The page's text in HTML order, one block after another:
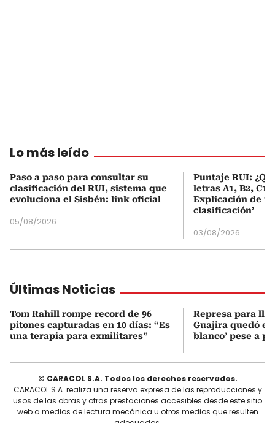
Lo más leído
Paso a paso para consultar su
clasificación del RUI, sistema que
evoluciona el Sisbén: link oficial
05/08/2026
Puntaje RUI:
letras A1, B2, C1
Explicación de
clasificación’
03/08/2026
Últimas Noticias
Tom Rahill rompe record de 96
pitones capturadas en 10 días: “Es
una terapia para exmilitares”
Represa para
Guajira quedó en
blanco’ pese a
© CARACOL S.A. Todos los derechos reservados.
CARACOL S.A. realiza una reserva expresa de las reproducciones y
usos de las obras y otras prestaciones accesibles desde este sitio
web a medios de lectura mecánica u otros medios que resulten